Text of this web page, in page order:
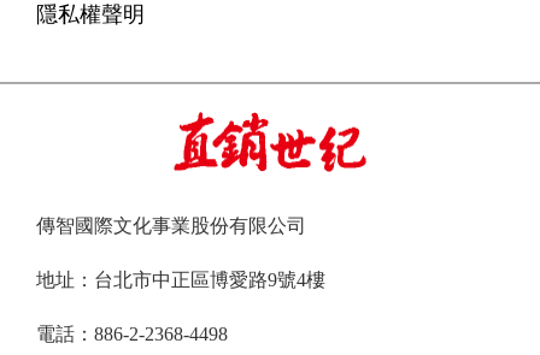
隱私權聲明
傳智國際文化事業股份有限公司
地址：台北市中正區博愛路9號4樓
電話：886-2-2368-4498